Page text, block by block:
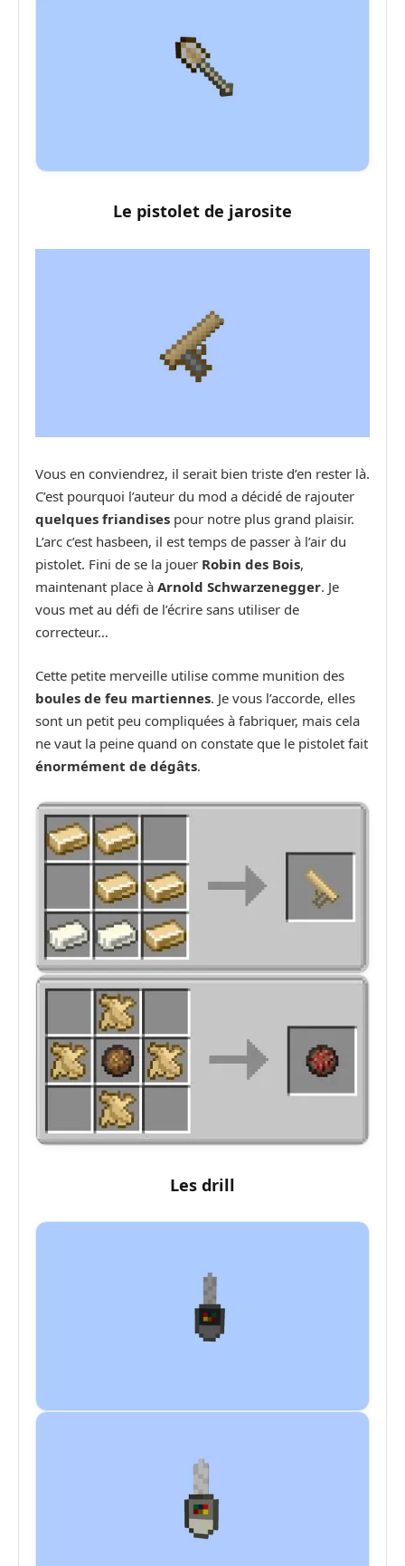
Le pistolet de jarosite
Vous en conviendrez, il serait bien triste d’en rester là.
C’est pourquoi l’auteur du mod a décidé de rajouter
quelques friandises pour notre plus grand plaisir.
L’arc c’est hasbeen, il est temps de passer à l’air du
pistolet. Fini de se la jouer Robin des Bois,
maintenant place à Arnold Schwarzenegger. Je
vous met au défi de l’écrire sans utiliser de
correcteur…
Cette petite merveille utilise comme munition des
boules de feu martiennes. Je vous l’accorde, elles
sont un petit peu compliquées à fabriquer, mais cela
ne vaut la peine quand on constate que le pistolet fait
énormément de dégâts.
Les drill